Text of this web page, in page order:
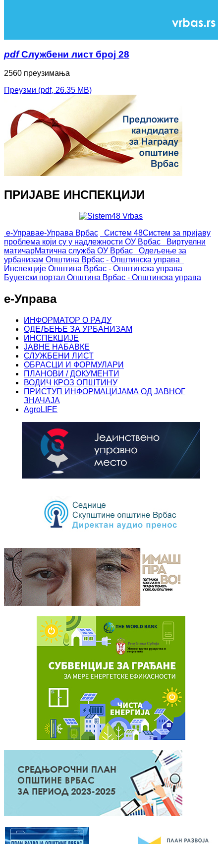
pdf Службени лист број 28
2560 преузимања
Преузми (pdf, 26.35 MB)
ПРИЈАВЕ ИНСПЕКЦИЈИ
е-Управае-Управа Врбас Систем 48Систем за пријаву
проблема који су у надлежности ОУ Врбас
Виртуелни
матичарМатична служба ОУ Врбас
Одељење за
урбанизам Општина Врбас - Општинска управа
Инспекције Општина Врбас - Општинска управа
Буџетски портал Општина Врбас - Општинска управа
е-Управа
ИНФОРМАТОР О РАДУ
ОДЕЉЕЊЕ ЗА УРБАНИЗАМ
ИНСПЕКЦИЈЕ
ЈАВНЕ НАБАВКЕ
СЛУЖБЕНИ ЛИСТ
ОБРАСЦИ И ФОРМУЛАРИ
ПЛАНОВИ / ДОКУМЕНТИ
ВОДИЧ КРОЗ ОПШТИНУ
ПРИСТУП ИНФОРМАЦИЈАМА ОД ЈАВНОГ
ЗНАЧАЈА
AgroLIFE